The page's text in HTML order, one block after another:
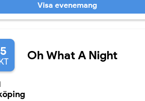
Visa evenemang
Oh What A Night